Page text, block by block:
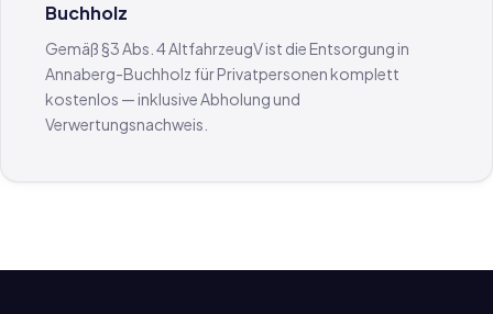
Buchholz
Gemäß §3 Abs. 4 AltfahrzeugV ist die Entsorgung in
Annaberg-Buchholz für Privatpersonen komplett
kostenlos — inklusive Abholung und
Verwertungsnachweis.